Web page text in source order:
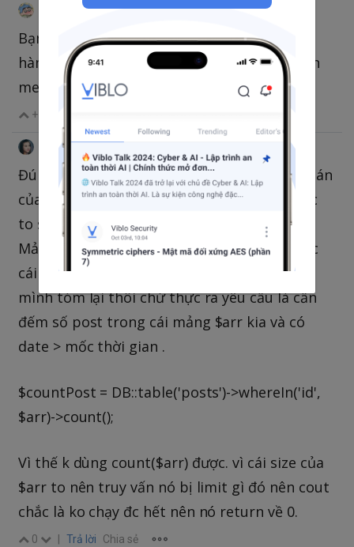
@zhujinfeng • thg 3 14, 2022 3:13 CH
Bạn ấy đang muốn xử lý ở db mà bạn? Dùng
hàm count như thế thì nó load 30k items lên
memory thì chết mất.
+1
LongThanh thg 3 15, 2022 4:41 SA
Đúng rồi mình không count vậy được. Bài toán
của mình như này. Mình phải lấy 1 mảng cực
to sau đó vì đặc thù mảng đó sẽ phải trừ đi
Mảng A, trừ mảng B nữa sau đó mới ra được
cái $arr như trên. Câu truy vấn dưới đây là
mình tóm lại thôi chứ thực ra yêu cầu là cần
đếm số post trong cái mảng $arr kia và có
date > mốc thời gian .
$countPost = DB::table('posts')->whereIn('id',
$arr)->count();
Vì thế k dùng count($arr) được. vì cái size của
$arr to nên truy vấn nó bị limit gì đó nên cout
chắc là ko chạy đc hết nên nó return về 0.
0 Trả lời Chia sẻ